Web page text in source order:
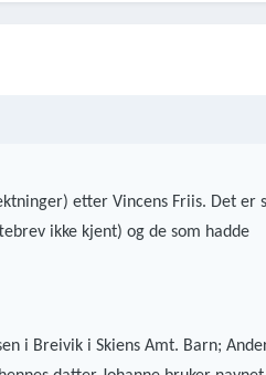
etter Vincens Friis. Det er
ikke kjent) og de som hadde
i Breivik i Skiens Amt. Barn;